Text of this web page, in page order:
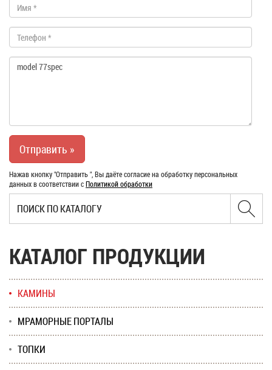
Нажав кнопку "Отправить ", Вы даёте согласие на обработку персональных
данных в соответствии сПолитикой обработки
КАТАЛОГ ПРОДУКЦИИ
КАМИНЫ
МРАМОРНЫЕ ПОРТАЛЫ
ТОПКИ